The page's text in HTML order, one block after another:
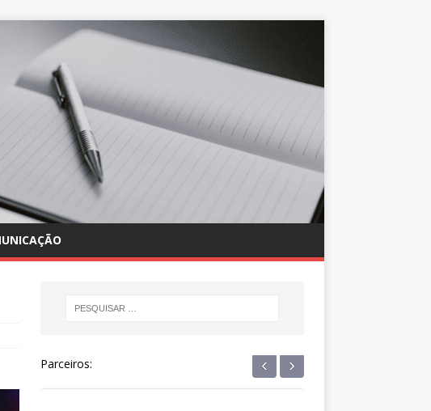
Parceiros: ‹ ›